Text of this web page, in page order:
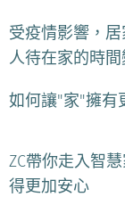
受疫情影響，
人待在家的時間
如何讓"家"擁有
ZC帶你走入智
得更加安心❤